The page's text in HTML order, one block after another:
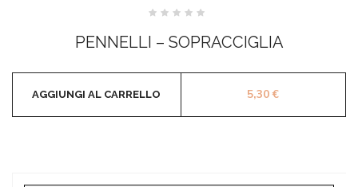
5
PENNELLI – SOPRACCIGLIA
5,30€
AGGIUNGI AL CARRELLO